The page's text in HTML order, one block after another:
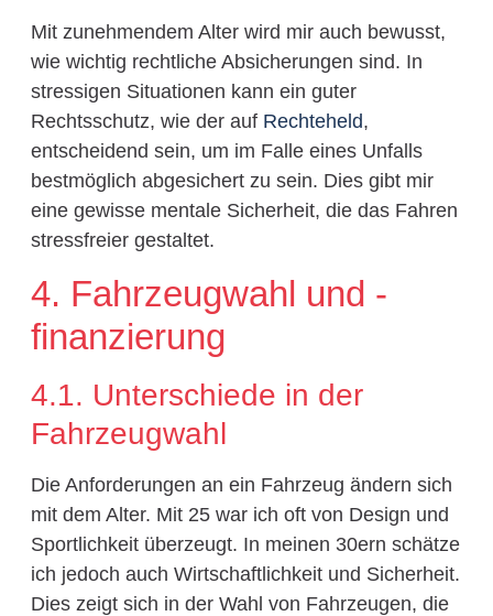
Mit zunehmendem Alter wird mir auch bewusst,
wie wichtig rechtliche Absicherungen sind. In
stressigen Situationen kann ein guter
Rechtsschutz, wie der auf Rechteheld,
entscheidend sein, um im Falle eines Unfalls
bestmöglich abgesichert zu sein. Dies gibt mir
eine gewisse mentale Sicherheit, die das Fahren
stressfreier gestaltet.
4. Fahrzeugwahl und -
finanzierung
4.1. Unterschiede in der
Fahrzeugwahl
Die Anforderungen an ein Fahrzeug ändern sich
mit dem Alter. Mit 25 war ich oft von Design und
Sportlichkeit überzeugt. In meinen 30ern schätze
ich jedoch auch Wirtschaftlichkeit und Sicherheit.
Dies zeigt sich in der Wahl von Fahrzeugen, die